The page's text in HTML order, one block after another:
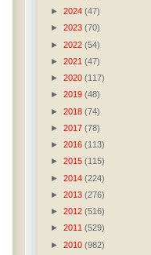
► 2024 (47)
► 2023 (70)
► 2022 (54)
► 2021 (47)
► 2020 (117)
► 2019 (48)
► 2018 (74)
► 2017 (78)
► 2016 (113)
► 2015 (115)
► 2014 (224)
► 2013 (276)
► 2012 (516)
► 2011 (529)
► 2010 (982)